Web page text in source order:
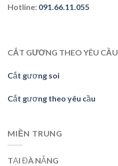
Hotline: 091.66.11.055
CẮT GƯƠNG THEO YÊU CẦU
Cắt gương soi
Cắt gương theo yêu cầu
MIỀN TRUNG
TẠI ĐÀ NẴNG